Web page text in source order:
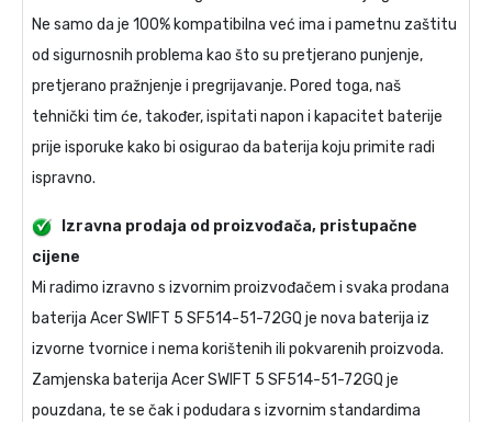
Ne samo da je 100% kompatibilna već ima i pametnu zaštitu
od sigurnosnih problema kao što su pretjerano punjenje,
pretjerano pražnjenje i pregrijavanje. Pored toga, naš
tehnički tim će, također, ispitati napon i kapacitet baterije
prije isporuke kako bi osigurao da baterija koju primite radi
ispravno.
Izravna prodaja od proizvođača, pristupačne
cijene
Mi radimo izravno s izvornim proizvođačem i svaka prodana
baterija Acer SWIFT 5 SF514-51-72GQ je nova baterija iz
izvorne tvornice i nema korištenih ili pokvarenih proizvoda.
Zamjenska baterija Acer SWIFT 5 SF514-51-72GQ je
pouzdana, te se čak i podudara s izvornim standardima